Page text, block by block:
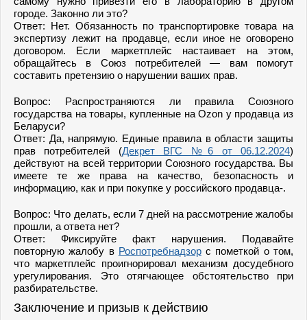
городе. Законно ли это?
Ответ: Нет. Обязанность по транспортировке товара на
экспертизу лежит на продавце, если иное не оговорено
договором. Если маркетплейс настаивает на этом,
обращайтесь в Союз потребителей — вам помогут
составить претензию о нарушении ваших прав.
Вопрос: Распространяются ли правила Союзного
государства на товары, купленные на Ozon у продавца из
Беларуси?
Ответ: Да, напрямую. Единые правила в области защиты
прав потребителей (Декрет ВГС №6 от 06.12.2024)
действуют на всей территории Союзного государства. Вы
имеете те же права на качество, безопасность и
информацию, как и при покупке у российского продавца-.
Вопрос: Что делать, если 7 дней на рассмотрение жалобы
прошли, а ответа нет?
Ответ: Фиксируйте факт нарушения. Подавайте
повторную жалобу в Роспотребнадзорс пометкой о том,
что маркетплейс проигнорировал механизм досудебного
урегулирования. Это отягчающее обстоятельство при
разбирательстве.
Заключение и призыв к действию